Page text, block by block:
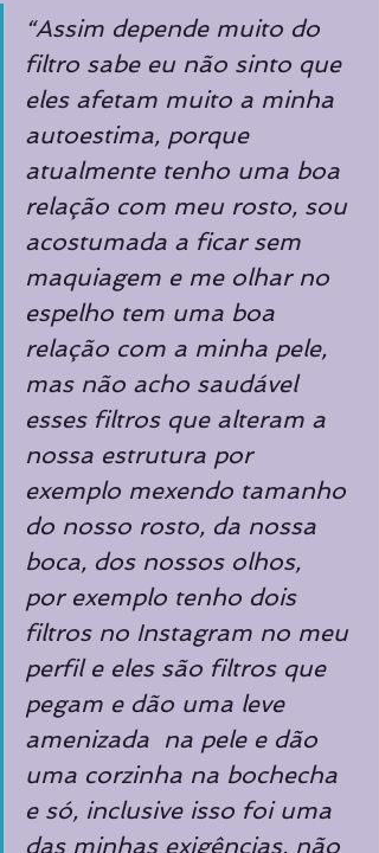
“Assim depende muito do
filtro sabe eu não sinto que
eles afetam muito a minha
autoestima, porque
atualmente tenho uma boa
relação com meu rosto, sou
acostumada a ficar sem
maquiagem e me olhar no
espelho tem uma boa
relação com a minha pele,
mas não acho saudável
esses filtros que alteram a
nossa estrutura por
exemplo mexendo tamanho
do nosso rosto, da nossa
boca, dos nossos olhos,
por exemplo tenho dois
filtros no Instagram no meu
perfil e eles são filtros que
pegam e dão uma leve
amenizada  na pele e dão
uma corzinha na bochecha
e só, inclusive isso foi uma
das minhas exigências, não